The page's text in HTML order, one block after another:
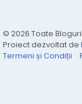
© 2026 Toate
Proiect dezvoltat de
Termeni și Condiții